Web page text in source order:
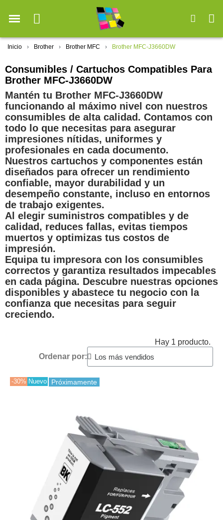
Inicio Brother Brother MFC Brother MFC-J3660DW
Consumibles / Cartuchos Compatibles Para
Brother MFC-J3660DW
Mantén tu Brother MFC-J3660DW
funcionando al máximo nivel con nuestros
consumibles de alta calidad. Contamos con
todo lo que necesitas para asegurar
impresiones nítidas, uniformes y
profesionales en cada documento.
Nuestros cartuchos y componentes están
diseñados para ofrecer un rendimiento
confiable, mayor durabilidad y un
desempeño constante, incluso en entornos
de trabajo exigentes.
Al elegir suministros compatibles y de
calidad, reduces fallas, evitas tiempos
muertos y optimizas tus costos de
impresión.
Equipa tu impresora con los consumibles
correctos y garantiza resultados impecables
en cada página. Descubre nuestras opciones
disponibles y abastece tu negocio con la
confianza que necesitas para seguir
creciendo.
Hay 1 producto.
Ordenar por:
-30% Nuevo Próximamente